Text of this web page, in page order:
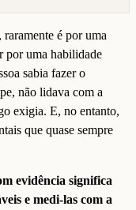
é por uma
por uma habilidade
sabia fazer o
não lidava com a
exigia. E, no entanto,
que quase sempre
evidência significa
e medi-las com a